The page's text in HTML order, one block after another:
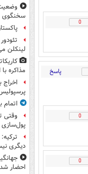
0
پاسخ
0
0
سخنگوی
لینکلن
مذاکره با
اخراج
وقتی
پول‌سازی
دیگری
احضار شد